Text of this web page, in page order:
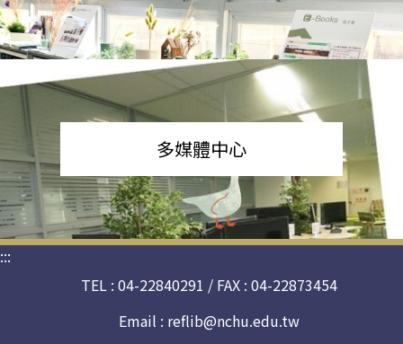
多媒體中心
:::
TEL : 04-22840291 / FAX : 04-22873454
Email : reflib@nchu.edu.tw